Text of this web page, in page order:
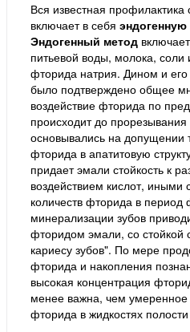
Вся известная
включает в себя эндогенную
Эндогенный метод
питьевой воды, молока, соли
фторида натрия. Дином и его
было подтверждено общее
воздействие фторида по
происходит до
основывались на допущении
фторида в апатитовую
придает эмали стойкость к
воздействием кислот,
количеств фторида в
минерализации зубов
фторидом эмали, со стойкой
кариесу зубов". По мере
фторида и накопления
высокая концентрация
менее важна, чем
фторида в жидкостях